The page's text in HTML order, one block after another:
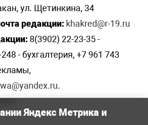
ул. Щетинкина, 34
редакции: khakred@r-19.ru
8(3902) 22-23-35 -
- бухгалтерия, +7 961 743
.
Яндекс Метрика и